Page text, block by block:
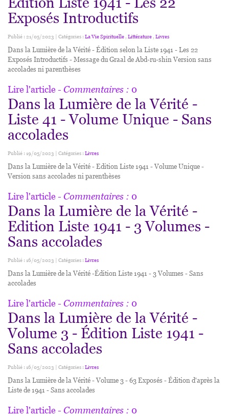
Exposés Introductifs
Publié : 21/05/2023 | Catégories : La Vie Spirituelle , Littérature , Livres
Dans la Lumière de la Vérité - Édition selon la Liste 1941 - Les 22
Exposés Introductifs - Message du Graal de Abd-ru-shin Version sans
accolades ni parenthèses
Lire l'article- Commentaires : 0
Dans la Lumière de la Vérité -
Liste 41 - Volume Unique - Sans
accolades
Publié : 19/05/2023 | Catégories : Livres
Dans la Lumière de la Vérité - Edition Liste 1941 - Volume Unique -
Version sans accolades ni parenthèses
Lire l'article- Commentaires : 0
Dans la Lumière de la Vérité -
Edition Liste 1941 - 3 Volumes -
Sans accolades
Publié : 16/05/2023 | Catégories : Livres
Dans la Lumière de la Vérité -Édition Liste 1941 - 3 Volumes - Sans
accolades
Lire l'article- Commentaires : 0
Dans la Lumière de la Vérité -
Volume 3 - Édition Liste 1941 -
Sans accolades
Publié : 16/05/2023 | Catégories : Livres
Dans la Lumière de la Vérité - Volume 3 - 63 Exposés - Édition d'après la
Liste de 1941 - Sans accolades
Lire l'article- Commentaires : 0